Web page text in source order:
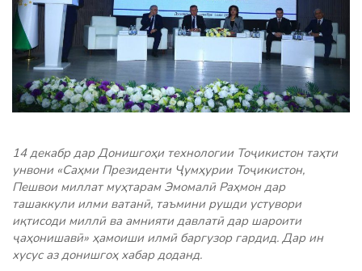
14 декабр дар Донишгоҳи технологии Тоҷикистон таҳти
унвони «Саҳми Президенти Ҷумҳурии Тоҷикистон,
Пешвои миллат муҳтарам Эмомалӣ Раҳмон дар
ташаккули илми ватанӣ, таъмини рушди устувори
иқтисоди миллӣ ва амнияти давлатӣ дар шароити
ҷаҳонишавӣ» ҳамоиши илмӣ баргузор гардид. Дар ин
хусус аз донишгоҳ хабар доданд.